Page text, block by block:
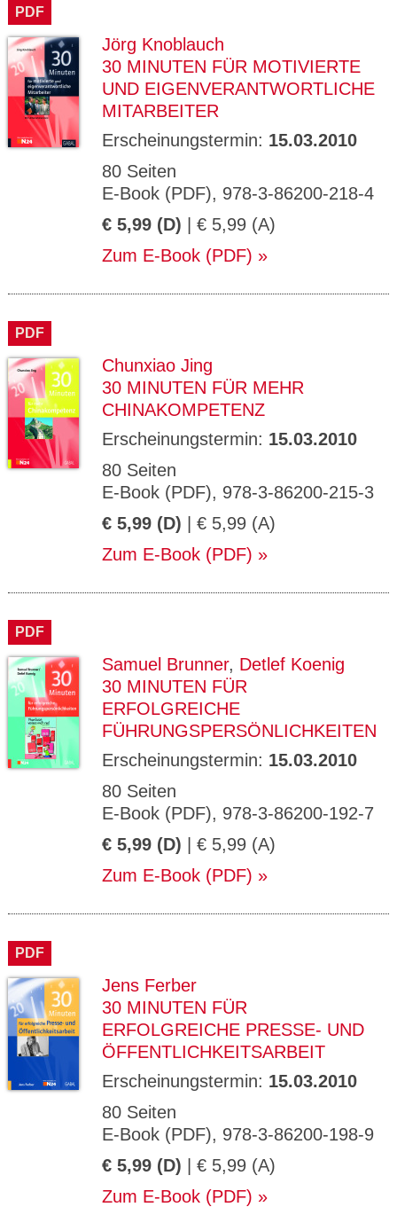
PDF
Jörg Knoblauch
30 MINUTEN FÜR MOTIVIERTE
UND EIGENVERANTWORTLICHE
MITARBEITER
Erscheinungstermin: 15.03.2010
80 Seiten
E-Book (PDF), 978-3-86200-218-4
€ 5,99 (D) | € 5,99 (A)
Zum E-Book (PDF)
PDF
Chunxiao Jing
30 MINUTEN FÜR MEHR
CHINAKOMPETENZ
Erscheinungstermin: 15.03.2010
80 Seiten
E-Book (PDF), 978-3-86200-215-3
€ 5,99 (D) | € 5,99 (A)
Zum E-Book (PDF)
PDF
Samuel Brunner, Detlef Koenig
30 MINUTEN FÜR
ERFOLGREICHE
FÜHRUNGSPERSÖNLICHKEITEN
Erscheinungstermin: 15.03.2010
80 Seiten
E-Book (PDF), 978-3-86200-192-7
€ 5,99 (D) | € 5,99 (A)
Zum E-Book (PDF)
PDF
Jens Ferber
30 MINUTEN FÜR
ERFOLGREICHE PRESSE- UND
ÖFFENTLICHKEITSARBEIT
Erscheinungstermin: 15.03.2010
80 Seiten
E-Book (PDF), 978-3-86200-198-9
€ 5,99 (D) | € 5,99 (A)
Zum E-Book (PDF)